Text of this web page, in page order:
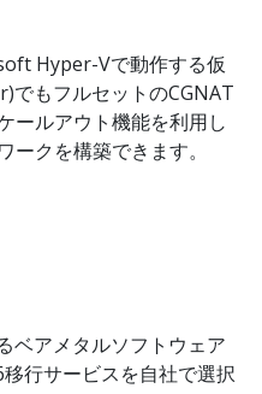
Hyper-Vで動作する仮
でもフルセットのCGNAT
ールアウト機能を利用し
クを構築できます。
ベアメタルソフトウェア
行サービスを自社で選択